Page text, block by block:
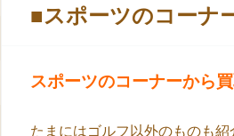
■スポーツのコーナ
スポーツのコーナーから
たまにはゴルフ以外のものも紹